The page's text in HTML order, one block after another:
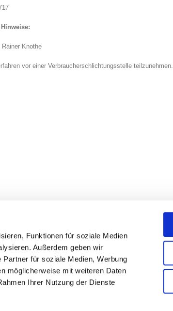
Funktionen für soziale Medien
Außerdem geben wir
für soziale Medien, Werbung
möglicherweise mit weiteren Daten
Ihrer Nutzung der Dienste
Knothe
vor einer Verbraucherschlichtungsstelle teilzunehmen.